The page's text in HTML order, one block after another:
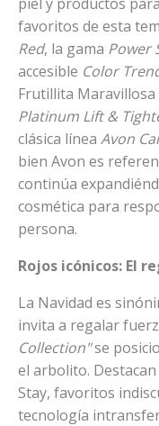
favoritos de esta
Red, la gama Power
accesible Color
Frutillita Maravillosa
Platinum Lift &
clásica línea Avon
bien Avon es
continúa
cosmética para
persona.
Rojos icónicos: El
La Navidad es
invita a regalar
Collection"se
el arbolito.
Stay, favoritos
tecnología